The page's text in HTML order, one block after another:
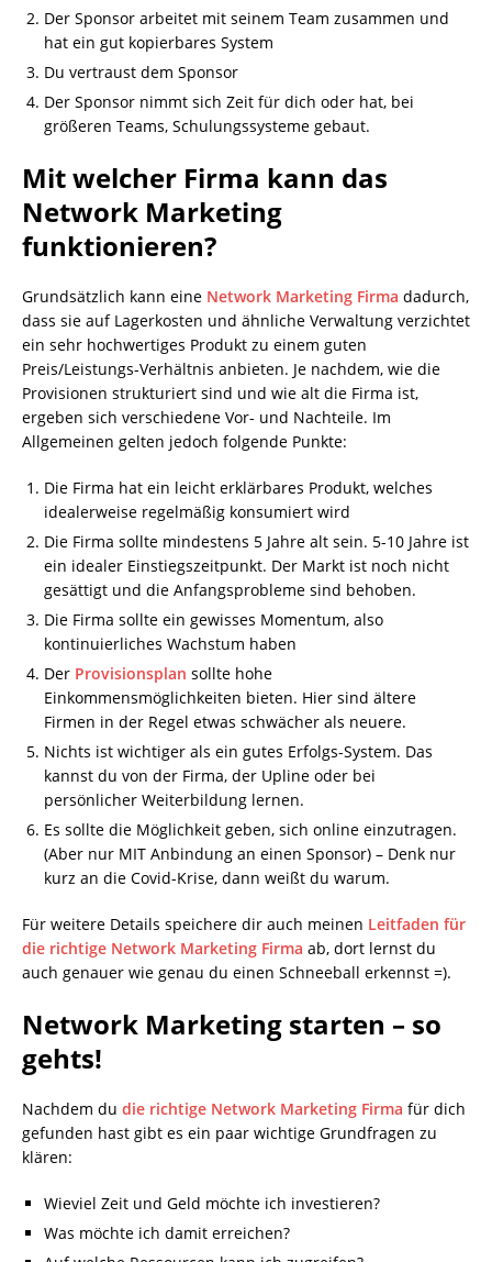
Der Sponsor arbeitet mit seinem Team zusammen und
hat ein gut kopierbares System
Du vertraust dem Sponsor
Der Sponsor nimmt sich Zeit für dich oder hat, bei
größeren Teams, Schulungssysteme gebaut.
Mit welcher Firma kann das
Network Marketing
funktionieren?
Grundsätzlich kann eine Network Marketing Firma dadurch,
dass sie auf Lagerkosten und ähnliche Verwaltung verzichtet
ein sehr hochwertiges Produkt zu einem guten
Preis/Leistungs-Verhältnis anbieten. Je nachdem, wie die
Provisionen strukturiert sind und wie alt die Firma ist,
ergeben sich verschiedene Vor- und Nachteile. Im
Allgemeinen gelten jedoch folgende Punkte:
Die Firma hat ein leicht erklärbares Produkt, welches
idealerweise regelmäßig konsumiert wird
Die Firma sollte mindestens 5 Jahre alt sein. 5-10 Jahre ist
ein idealer Einstiegszeitpunkt. Der Markt ist noch nicht
gesättigt und die Anfangsprobleme sind behoben.
Die Firma sollte ein gewisses Momentum, also
kontinuierliches Wachstum haben
Der Provisionsplan sollte hohe
Einkommensmöglichkeiten bieten. Hier sind ältere
Firmen in der Regel etwas schwächer als neuere.
Nichts ist wichtiger als ein gutes Erfolgs-System. Das
kannst du von der Firma, der Upline oder bei
persönlicher Weiterbildung lernen.
Es sollte die Möglichkeit geben, sich online einzutragen.
(Aber nur MIT Anbindung an einen Sponsor) – Denk nur
kurz an die Covid-Krise, dann weißt du warum.
Für weitere Details speichere dir auch meinen Leitfaden für
die richtige Network Marketing Firma ab, dort lernst du
auch genauer wie genau du einen Schneeball erkennst =).
Network Marketing starten – so
gehts!
Nachdem du die richtige Network Marketing Firma für dich
gefunden hast gibt es ein paar wichtige Grundfragen zu
klären:
Wieviel Zeit und Geld möchte ich investieren?
Was möchte ich damit erreichen?